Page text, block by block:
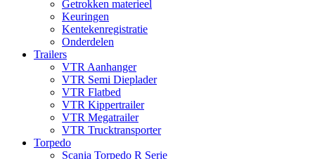
Getrokken materieel
Keuringen
Kentekenregistratie
Onderdelen
Trailers
VTR Aanhanger
VTR Semi Dieplader
VTR Flatbed
VTR Kippertrailer
VTR Megatrailer
VTR Trucktransporter
Torpedo
Scania Torpedo R Serie